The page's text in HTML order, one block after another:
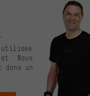
utilisée
Nous
un